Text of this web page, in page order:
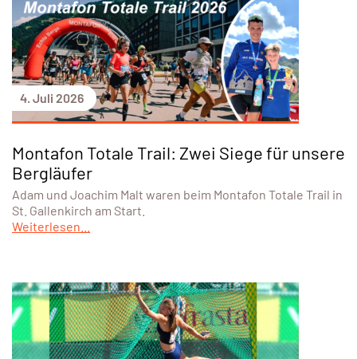
4. Juli 2026
Montafon Totale Trail: Zwei Siege für unsere
Bergläufer
Adam und Joachim Malt waren beim Montafon Totale Trail in
St. Gallenkirch am Start.
Weiterlesen...